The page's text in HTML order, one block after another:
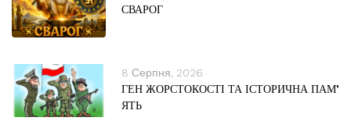
СВАРОГ
8 Серпня, 2026
ГЕН ЖОРСТОКОСТІ ТА ІСТОРИЧНА ПАМ’
ЯТЬ